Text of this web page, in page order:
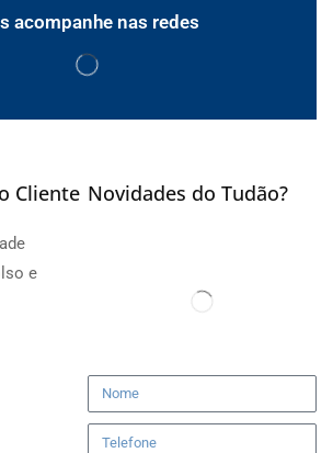
acompanhe nas redes
Cliente
e
Novidades do Tudão?